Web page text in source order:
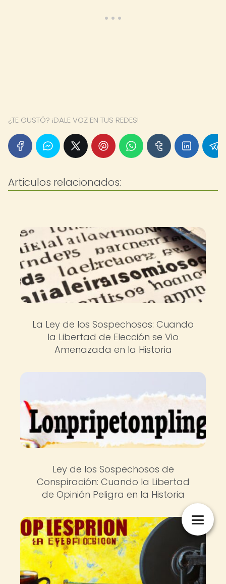
¿TE GUSTÓ? ¡DALE VOZ EN TUS REDES!
Articulos relacionados:
La Ley de los Sospechosos: Cuando
la Libertad de Elección se Vio
Amenazada en la Historia
Ley de los Sospechosos de
Conspiración: Cuando la Libertad
de Opinión Peligra en la Historia